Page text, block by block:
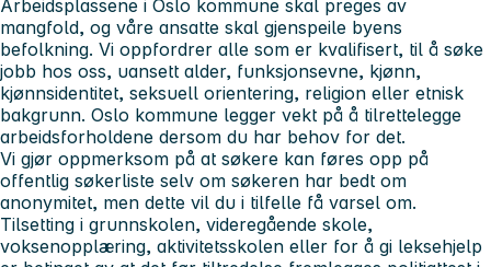
Arbeidsplassene i Oslo kommune skal preges av
mangfold, og våre ansatte skal gjenspeile byens
befolkning. Vi oppfordrer alle som er kvalifisert, til å søke
jobb hos oss, uansett alder, funksjonsevne, kjønn,
kjønnsidentitet, seksuell orientering, religion eller etnisk
bakgrunn. Oslo kommune legger vekt på å tilrettelegge
arbeidsforholdene dersom du har behov for det.
Vi gjør oppmerksom på at søkere kan føres opp på
offentlig søkerliste selv om søkeren har bedt om
anonymitet, men dette vil du i tilfelle få varsel om.
Tilsetting i grunnskolen, videregående skole,
voksenopplæring, aktivitetsskolen eller for å gi leksehjelp